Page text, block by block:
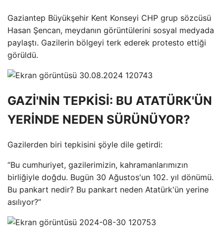
Gaziantep Büyükşehir Kent Konseyi CHP grup sözcüsü
Hasan Şencan, meydanın görüntülerini sosyal medyada
paylaştı. Gazilerin bölgeyi terk ederek protesto ettiği
görüldü.
GAZİ'NİN TEPKİSİ: BU ATATÜRK'ÜN
YERİNDE NEDEN SÜRÜNÜYOR?
Gazilerden biri tepkisini şöyle dile getirdi:
“Bu cumhuriyet, gazilerimizin, kahramanlarımızın
birliğiyle doğdu. Bugün 30 Ağustos'un 102. yıl dönümü.
Bu pankart nedir? Bu pankart neden Atatürk'ün yerine
asılıyor?”